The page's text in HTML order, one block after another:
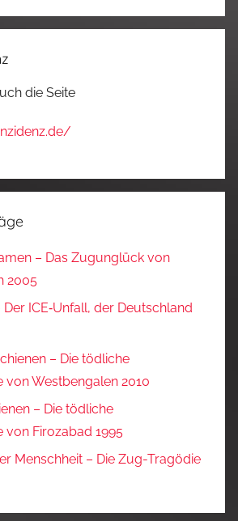
die Seite
– Das Zugunglück von
2005
Der ICE‑Unfall, der Deutschland
– Die tödliche
Westbengalen 2010
– Die tödliche
Firozabad 1995
Menschheit – Die Zug-Tragödie